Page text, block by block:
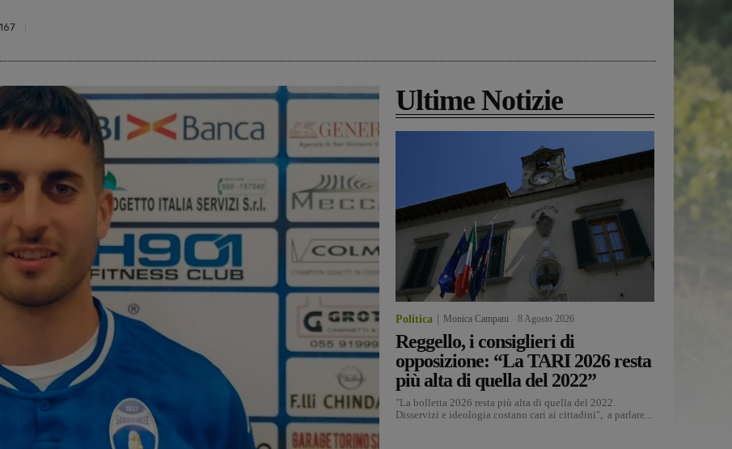
Ultime Notizie
Politica Monica Campani 8 Agosto 2026
Reggello, i consiglieri di
opposizione: “La TARI 2026 resta
più alta di quella del 2022”
"La bolletta 2026 resta più alta di quella del 2022.
Disservizi e ideologia costano cari ai cittadini", a parlare...